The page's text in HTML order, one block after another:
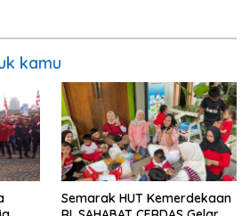
kamu
Semarak HUT Kemerdekaan